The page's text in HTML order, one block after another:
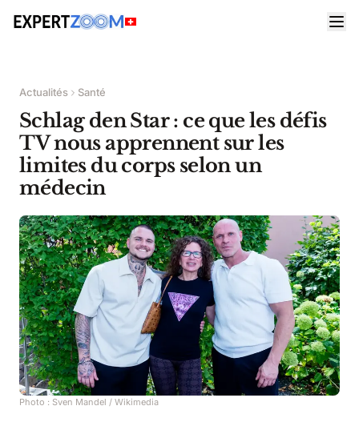
Actualités Santé
Schlag den Star : ce que les défis
TV nous apprennent sur les
limites du corps selon un
médecin
Photo : Sven Mandel / Wikimedia